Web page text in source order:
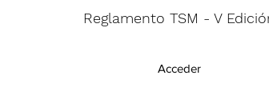
Reglamento TSM - V
Acceder